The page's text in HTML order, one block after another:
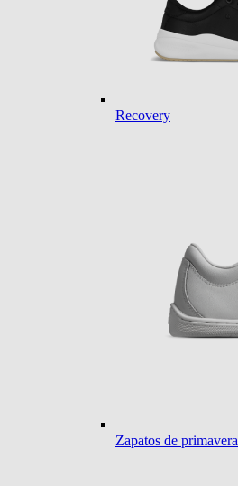
Recovery
Zapatos de primavera